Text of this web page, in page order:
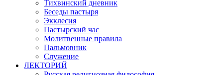
Тихвинский дневник
Беседы пастыря
Экклесия
Пастырский час
Молитвенные правила
Пальмовник
Служение
ЛЕКТОРИЙ